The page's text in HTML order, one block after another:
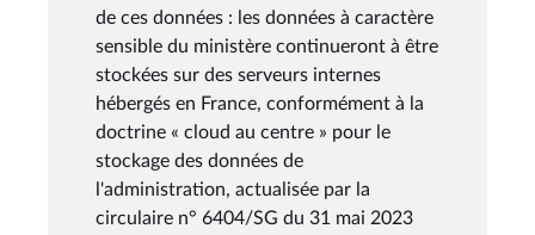
de ces données : les données à caractère
sensible du ministère continueront à être
stockées sur des serveurs internes
hébergés en France, conformément à la
doctrine « cloud au centre » pour le
stockage des données de
l'administration, actualisée par la
circulaire n° 6404/SG du 31 mai 2023